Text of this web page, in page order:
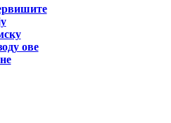
ове